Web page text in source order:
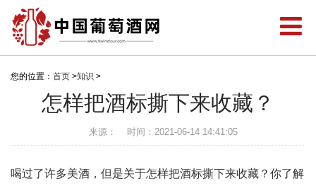
您的位置： 首页 >知识 >
怎样把酒标撕下来收藏？
来源： 时间：2021-06-14 14:41:05
喝过了许多美酒，但是关于怎样把酒标撕下来收藏？你了解